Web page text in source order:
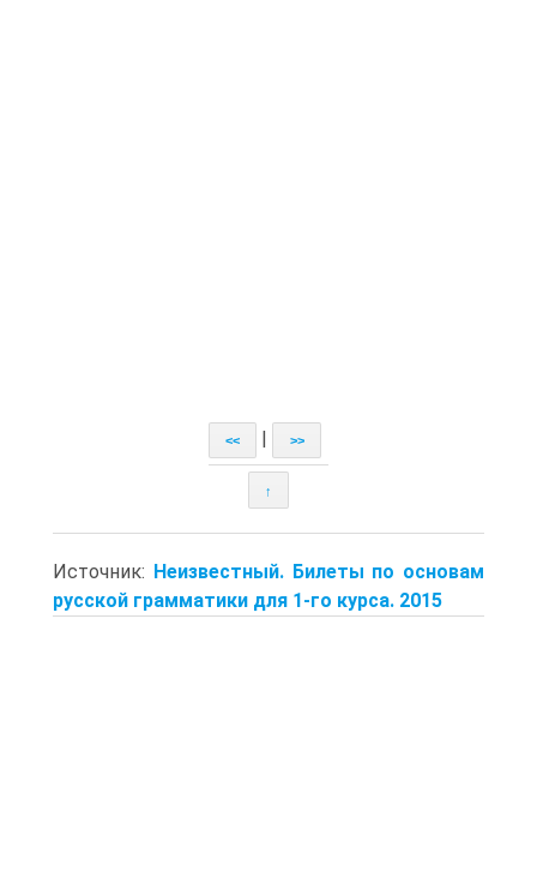
<< >>
↑
Источник: Неизвестный. Билеты по основам
русской грамматики для 1-го курса. 2015